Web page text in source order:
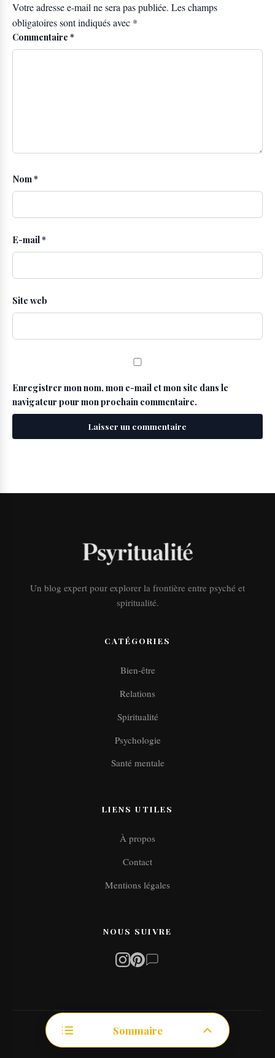
Sommaire
Votre adresse e-mail ne sera pas publiée. Les champs
obligatoires sont indiqués avec *
Commentaire *
Nom*
E-mail*
Site web
Enregistrer mon nom, mon e-mail et mon site dans le
navigateur pour mon prochain commentaire.
Un blog expert pour explorer la frontière entre psyché et
spiritualité.
CATÉGORIES
Bien-être
Relations
Spiritualité
Psychologie
Santé mentale
LIENS UTILES
À propos
Contact
Mentions légales
NOUS SUIVRE
© 2026 psyritualite.fr. Tous droits réservés.